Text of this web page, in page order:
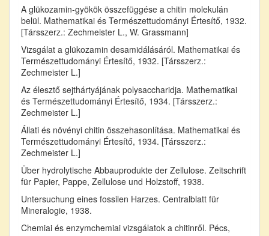
A glükozamin-gyökök összefüggése a chitin molekulán
belül. Mathematikai és Természettudományi Értesítő, 1932.
[Társszerz.: Zechmeister L., W. Grassmann]
Vizsgálat a glükozamin desamidálásáról. Mathematikai és
Természettudományi Értesítő, 1932. [Társszerz.:
Zechmeister L.]
Az élesztő sejthártyájának polysaccharidja. Mathematikai
és Természettudományi Értesítő, 1934. [Társszerz.:
Zechmeister L.]
Állati és növényi chitin összehasonlítása. Mathematikai és
Természettudományi Értesítő, 1934. [Társszerz.:
Zechmeister L.]
Über hydrolytische Abbauprodukte der Zellulose. Zeitschrift
für Papier, Pappe, Zellulose und Holzstoff, 1938.
Untersuchung eines fossilen Harzes. Centralblatt für
Mineralogie, 1938.
Chemiai és enzymchemiai vizsgálatok a chitinről. Pécs,